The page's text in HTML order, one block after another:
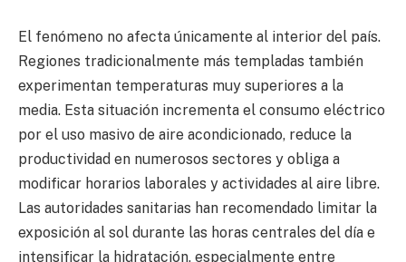
El fenómeno no afecta únicamente al interior del país.
Regiones tradicionalmente más templadas también
experimentan temperaturas muy superiores a la
media. Esta situación incrementa el consumo eléctrico
por el uso masivo de aire acondicionado, reduce la
productividad en numerosos sectores y obliga a
modificar horarios laborales y actividades al aire libre.
Las autoridades sanitarias han recomendado limitar la
exposición al sol durante las horas centrales del día e
intensificar la hidratación, especialmente entre